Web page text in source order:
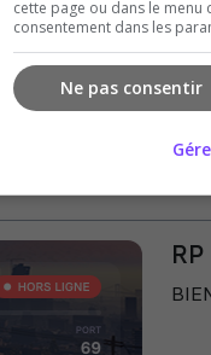
PC
Roleplay
ton
cette page ou dans le
consentement dans les
Ne pas consentir